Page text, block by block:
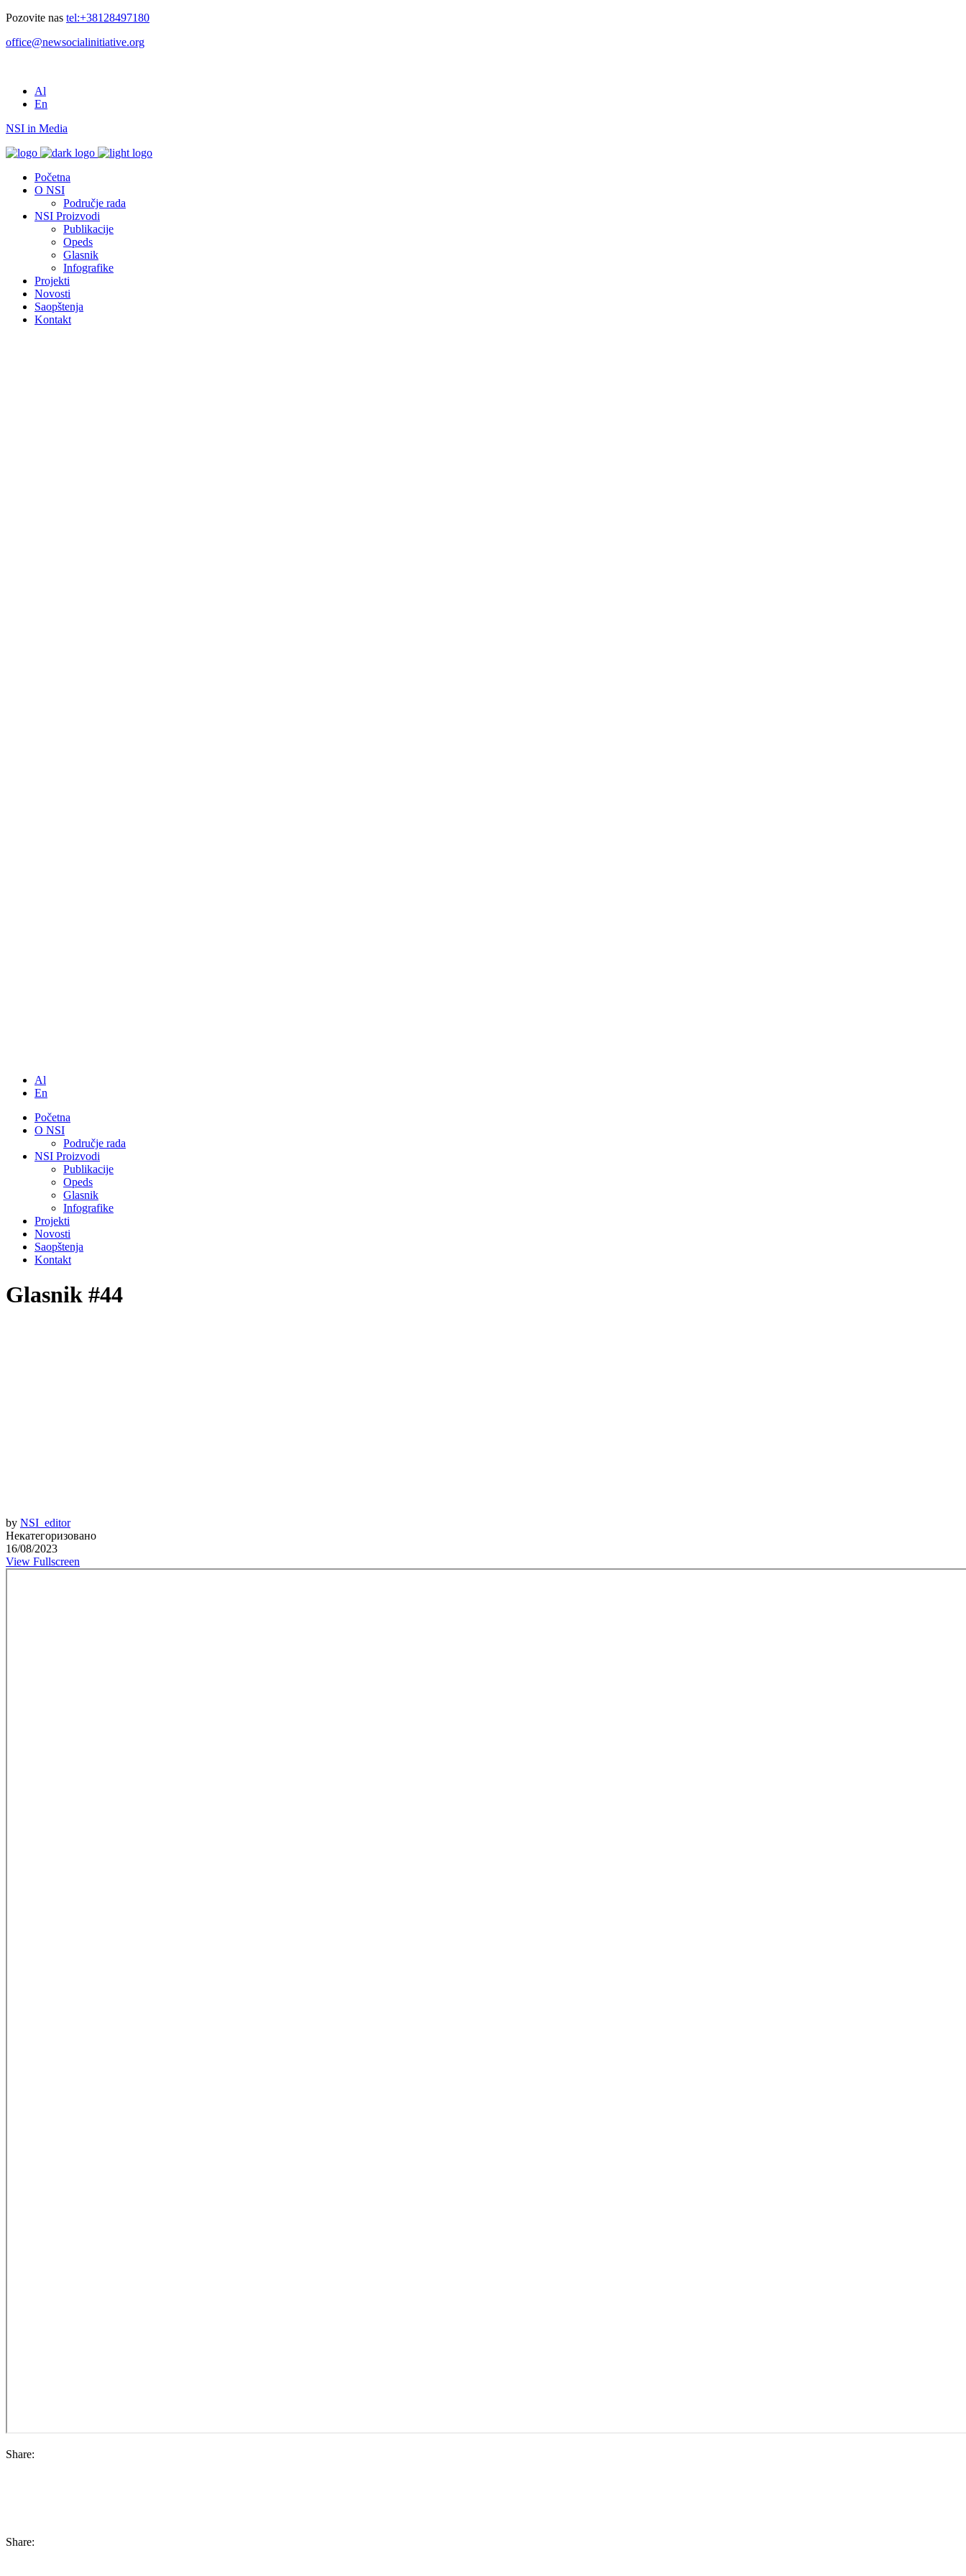
Pozovite nas tel:+38128497180
office@newsocialinitiative.org
Al
En
NSI in Media
Početna
O NSI
Područje rada
NSI Proizvodi
Publikacije
Opeds
Glasnik
Infografike
Projekti
Novosti
Saopštenja
Kontakt
Al
En
Početna
O NSI
Područje rada
NSI Proizvodi
Publikacije
Opeds
Glasnik
Infografike
Projekti
Novosti
Saopštenja
Kontakt
Glasnik #44
by NSI_editor
Некатегоризовано
16/08/2023
View Fullscreen
Share:
Share: